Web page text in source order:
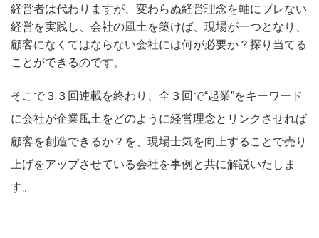
経営者は代わりますが、変わらぬ経営理念を軸にブレない
経営を実践し、会社の風土を築けば、現場が一つとなり、
顧客になくてはならない会社には何が必要か？探り当てる
ことができるのです。
そこで３３回連載を終わり、全３回で“起業”をキーワード
に会社が企業風土をどのように経営理念とリンクさせれば
顧客を創造できるか？を、現場士気を向上することで売り
上げをアップさせている会社を事例と共に解説いたしま
す。